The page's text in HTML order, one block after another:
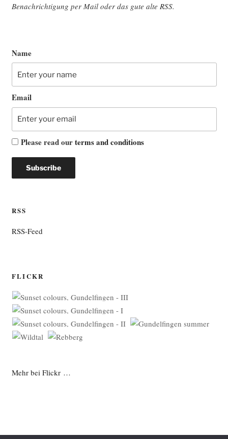
Benach­rich­ti­gung per Mail oder das gute alte RSS.
Name
Email
Please read ourterms and conditions
RSS
RSS-Feed
FLICKR
Mehr bei Flickr …